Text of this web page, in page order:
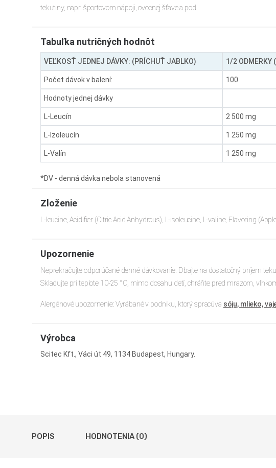
tekutiny, napr. športovom nápoji, ovocnej šťave a pod.
Tabuľka nutričných hodnôt
VEĽKOSŤ JEDNEJ DÁVKY: (PRÍCHUŤ JABLKO) 1/2 ODMERKY
Počet dávok v balení: 100
Hodnoty jednej dávky
L-Leucín 2 500 mg
L-Izoleucín 1 250 mg
L-Valín 1 250 mg
*DV - denná dávka nebola stanovená
Zloženie
L-leucine, Acidifier (Citric Acid Anhydrous), L-isoleucine, L-valine, Flavoring
Upozornenie
Neprekračujte odporúčané denné dávkovanie. Dbajte na dostatočný príjem
Skladujte pri teplote 10-25 °C, mimo dosahu detí, chráňte pred mrazom,
Alergénové upozornenie: Vyrábané v podniku, ktorý spracúva sóju, mlieko,
Výrobca
Scitec Kft., Váci út 49, 1134 Budapest, Hungary.
POPIS HODNOTENIA (0)